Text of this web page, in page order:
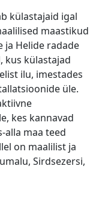
külastajaid igal
maastikud
ja Helide radade
kus külastajad
ilu, imestades
üle.
kes kannavad
alla maa teed
on maalilist ja
Sirdsezersi,